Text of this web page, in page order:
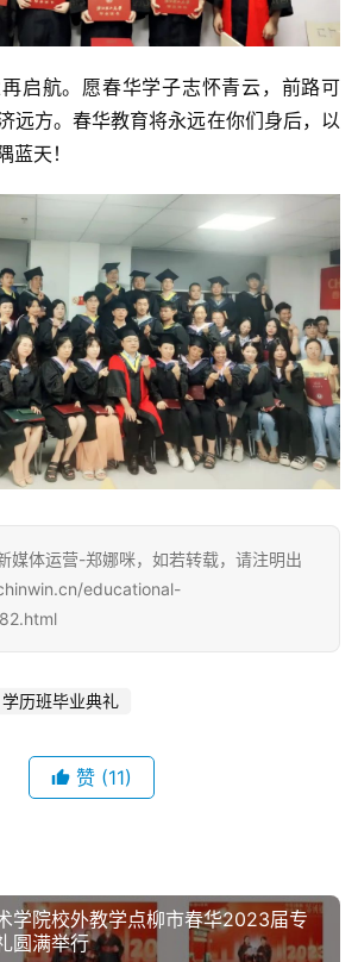
启航。愿春华学子志怀青云，前路可
远方。春华教育将永远在你们身后，以
蓝天！
媒体运营-郑娜咪，如若转载，请注明出
educational-
学历班毕业典礼
赞 (11)
学院校外教学点柳市春华2023届专
圆满举行